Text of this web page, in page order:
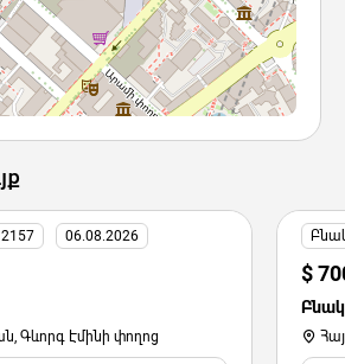
2157 06.08.2026
Գևորգ Էմինի փողոց
$